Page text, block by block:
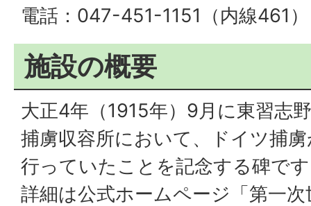
電話：047-451-1151（内線461）
施設の概要
大正4年（1915年）9月に東習志
捕虜収容所において、ドイツ捕
行っていたことを記念する碑で
詳細は公式ホームページ「第一